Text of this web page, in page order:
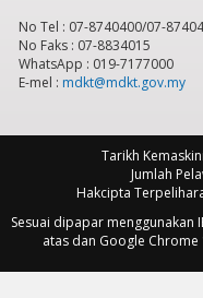
11pm
No Tel : 07-8740400/07-
No Faks : 07-8834015
WhatsApp : 019-7177000
E-mel : mdkt@mdkt.gov.my
Tarikh
Jumlah
Hakcipta
Sesuai dipapar menggunakan
atas dan Google